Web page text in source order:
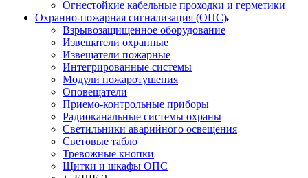
Огнестойкие кабельные проходки и герметики
Охранно-пожарная сигнализация (ОПС)
Взрывозащищенное оборудование
Извещатели охранные
Извещатели пожарные
Интегрированные системы
Модули пожаротушения
Оповещатели
Приемо-контрольные приборы
Радиоканальные системы охраны
Светильники аварийного освещения
Световые табло
Тревожные кнопки
Щитки и шкафы ОПС